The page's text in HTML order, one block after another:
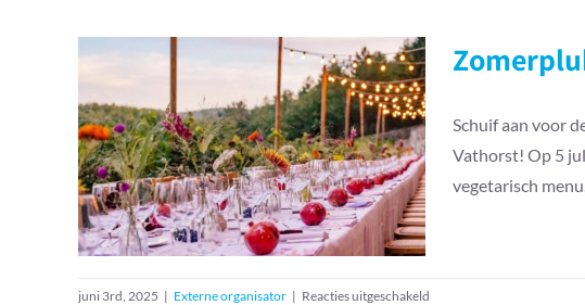
Smals
Zomerpluk diner – Judith
Smals
Schuif aan voor
Vathorst! Op 5
vegetarisch
juni 3rd, 2025 | Externe organisator | Reacties uitgeschakeld